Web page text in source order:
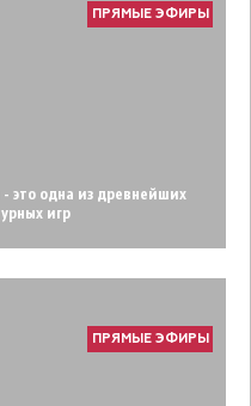
ПРЯМЫЕ ЭФИРЫ
это одна из древнейших
игр
ПРЯМЫЕ ЭФИРЫ